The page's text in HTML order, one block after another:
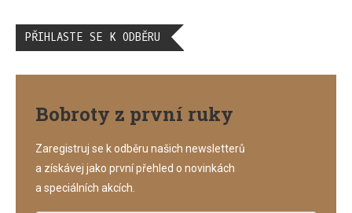
PŘIHLASTE SE K ODBĚRU
Bobroty z první ruky
Zaregistruj se k odběru našich newsletterů
a získávej jako první přehled o novinkách
a speciálních akcích.